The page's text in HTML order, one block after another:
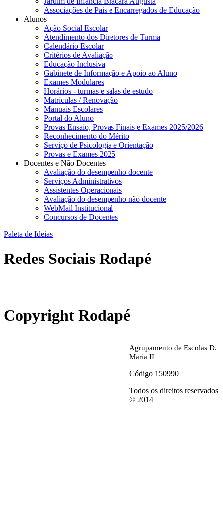
Associações de Pais e Encarregados de Educação
Alunos
Ação Social Escolar
Atendimento dos Diretores de Turma
Calendário Escolar
Critérios de Avaliação
Educação Inclusiva
Gabinete de Informação e Apoio ao Aluno
Exames Modulares
Horários - turmas e salas de estudo
Matrículas / Renovação
Manuais Escolares
Portal do Aluno
Provas Ensaio, Provas Finais e Exames 2025/2026
Reconhecimento do Mérito
Serviço de Psicologia e Orientação
Provas e Exames 2025
Docentes e Não Docentes
Avaliação do desempenho docente
Serviços Administrativos
Assistentes Operacionais
Avaliação do desempenho não docente
WebMail Institucional
Concursos de Docentes
Paleta de Ideias
Redes Sociais Rodapé
Copyright Rodapé
Agrupamento de Escolas D.
Maria II
Código 150990
Todos os direitos reservados
© 2014